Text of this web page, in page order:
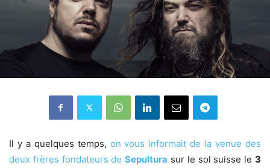
Il y a quelques temps, on vous informait de la venue des
deux frères fondateurs deSepultura sur le sol suisse le 3